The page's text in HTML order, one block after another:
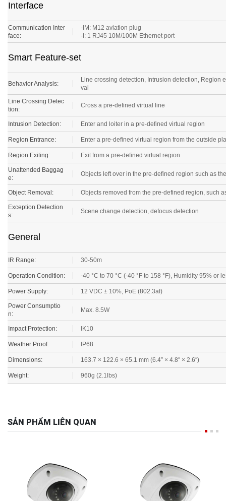
Communication Inter
face:
-IM: M12 aviation plug
-I: 1 RJ45 10M/100M Ethernet port
Line crossing detection, Intrusion detection, Region
val
Line Crossing Detec
tion:
Intrusion Detection: Enter and loiter in a pre-defined virtual region
Region Entrance: Enter a pre-defined virtual region from the outside
Region Exiting: Exit from a pre-defined virtual region
Unattended Baggag
e:
Object Removal: Objects removed from the pre-defined region, such
Exception Detection
s:
IR Range: 30-50m
Operation Condition: -40 °C to 70 °C (-40 °F to 158 °F), Humidity 95% or
Power Supply: 12 VDC ± 10%, PoE (802.3af)
Power Consumptio
n:
Impact Protection: IK10
Weather Proof: IP68
Dimensions: 163.7 × 122.6 × 65.1 mm (6.4″ × 4.8″ × 2.6″)
Weight: 960g (2.1lbs)
SẢN PHẨM LIÊN QUAN